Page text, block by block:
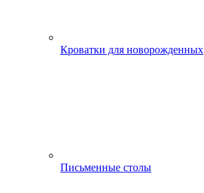
Кроватки для новорожденных
Письменные столы